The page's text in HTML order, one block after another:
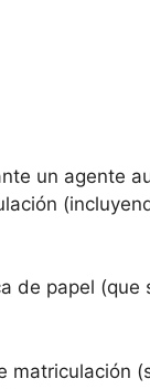
un agente
de papel (que
matriculación